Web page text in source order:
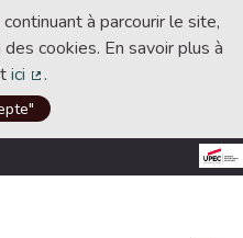
à parcourir le site,
cookies. En savoir plus à
ici
(Lien externe)
.